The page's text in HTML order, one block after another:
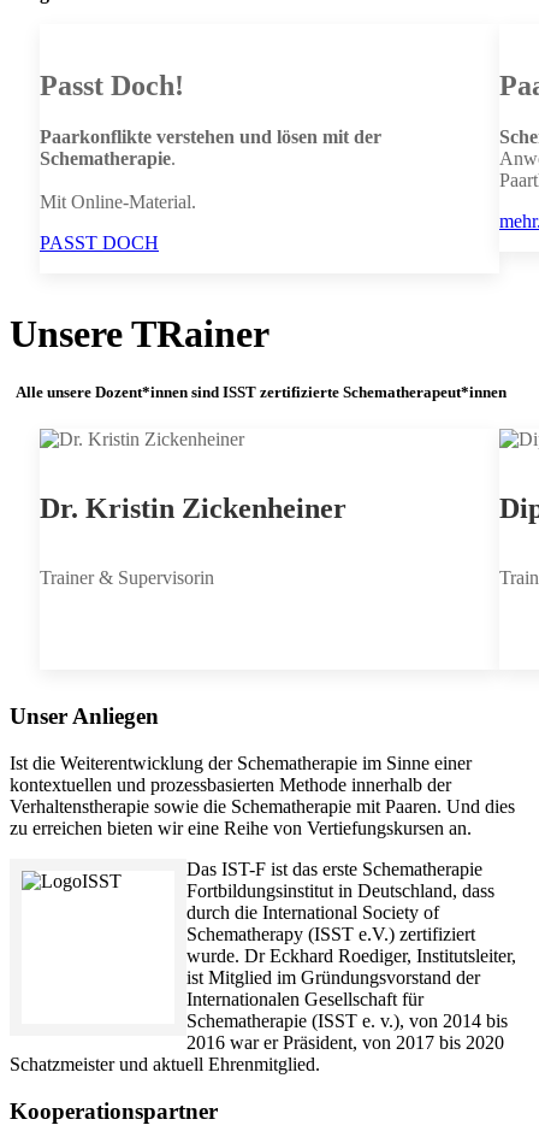
Passt Doch!
Paarkonflikte verstehen und lösen mit der
Schematherapie.
Mit Online-Material.
PASST DOCH
Unsere TRainer
Alle unsere Dozent*innen sind ISST zertifizierte Schematherapeut*innen
Dr. Kristin Zickenheiner
Trainer & Supervisorin
Unser Anliegen
Ist die Weiterentwicklung der Schematherapie im Sinne einer
kontextuellen und prozessbasierten Methode innerhalb der
Verhaltenstherapie sowie die Schematherapie mit Paaren. Und dies
zu erreichen bieten wir eine Reihe von Vertiefungskursen an.
Das IST-F ist das erste Schematherapie
Fortbildungsinstitut in Deutschland, dass
durch die International Society of
Schematherapy (ISST e.V.) zertifiziert
wurde. Dr Eckhard Roediger, Institutsleiter,
ist Mitglied im Gründungsvorstand der
Internationalen Gesellschaft für
Schematherapie (ISST e. v.), von 2014 bis
2016 war er Präsident, von 2017 bis 2020
Schatzmeister und aktuell Ehrenmitglied.
Kooperationspartner